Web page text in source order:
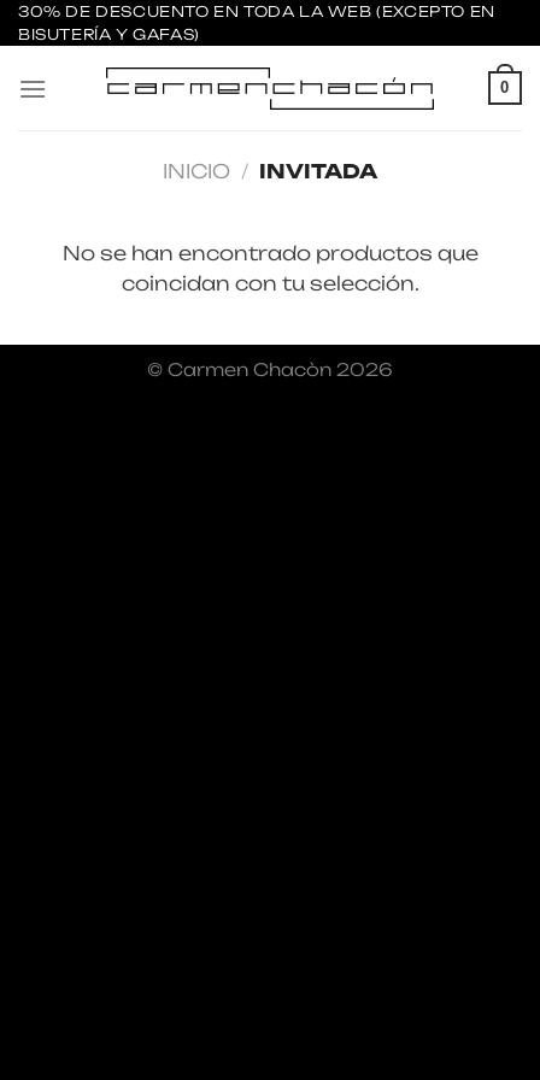
Saltar
al
contenido
30% DE DESCUENTO EN TODA LA WEB (EXCEPTO EN
BISUTERÍA Y GAFAS)
0
INICIO / ⁠INVITADA
No se han encontrado productos que
coincidan con tu selección.
© Carmen Chacòn 2026